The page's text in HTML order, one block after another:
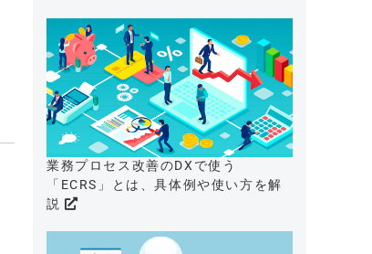
業務プロセス改善のDXで使う
「ECRS」とは、具体例や使い方を解
説